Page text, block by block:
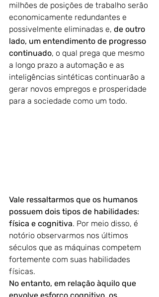
milhões de posições de trabalho serão
economicamente redundantes e
possivelmente eliminadas e, de outro
lado, um entendimento de progresso
continuado, o qual prega que mesmo
a longo prazo a automação e as
inteligências sintéticas continuarão a
gerar novos empregos e prosperidade
para a sociedade como um todo.
Vale ressaltarmos que os humanos
possuem dois tipos de habilidades:
física e cognitiva. Por meio disso, é
notório observarmos nos últimos
séculos que as máquinas competem
fortemente com suas habilidades
físicas.
No entanto, em relação àquilo que